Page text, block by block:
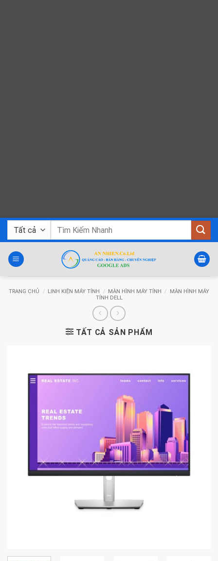
Bỏ
dung
Tìm
TRANG CHỦ / LINH KIỆN MÁY TÍNH / MÀN HÌNH MÁY TÍNH /
MÀN HÌNH MÁY
TÍNH DELL
TẤT CẢ SẢN PHẨM